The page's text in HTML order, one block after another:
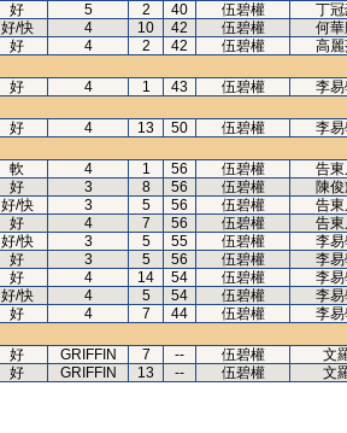
好 5 2 40 伍碧權 丁
好/快 4 10 42 伍碧權 何
好 4 2 42 伍碧權 高
好 4 1 43 伍碧權 李
好 4 13 50 伍碧權 李
軟 4 1 56 伍碧權 告
好 3 8 56 伍碧權 陳
好/快 3 5 56 伍碧權 告
好 4 7 56 伍碧權 告
好/快 3 5 55 伍碧權 李
好 3 5 56 伍碧權 李
好 4 14 54 伍碧權 李
好/快 4 5 54 伍碧權 李
好 4 7 44 伍碧權 李
好 GRIFFIN 7 -- 伍碧權 文
好 GRIFFIN 13 -- 伍碧權 文